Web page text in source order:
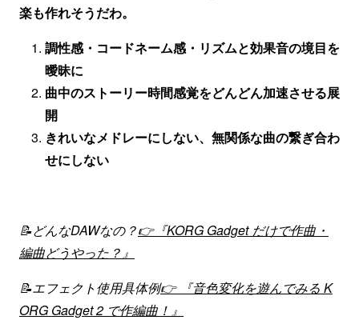
楽も作れそうだわ。
調性感・コードネーム感・リズムと効果音の境目を
曖昧に
曲中のストーリー時間感覚をどんどん加速させる展
開
きれいなメドレーにしない、無関係な曲の繋ぎ合わ
せにしない
📝どんなDAWなの？👉『KORG Gadget だけで作曲・
編曲どうやった？』
📝エフェクト使用具体例👉 『音色変化を遊んでみる K
ORG Gadget 2 で作編曲！』